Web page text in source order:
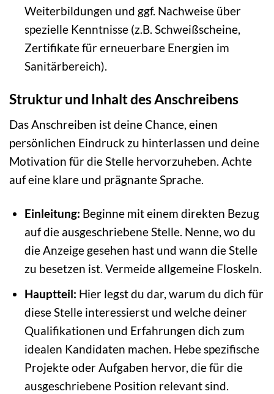
Weiterbildungen und ggf. Nachweise über
spezielle Kenntnisse (z.B. Schweißscheine,
Zertifikate für erneuerbare Energien im
Sanitärbereich).
Struktur und Inhalt des Anschreibens
Das Anschreiben ist deine Chance, einen
persönlichen Eindruck zu hinterlassen und deine
Motivation für die Stelle hervorzuheben. Achte
auf eine klare und prägnante Sprache.
Einleitung: Beginne mit einem direkten Bezug
auf die ausgeschriebene Stelle. Nenne, wo du
die Anzeige gesehen hast und wann die Stelle
zu besetzen ist. Vermeide allgemeine Floskeln.
Hauptteil: Hier legst du dar, warum du dich für
diese Stelle interessierst und welche deiner
Qualifikationen und Erfahrungen dich zum
idealen Kandidaten machen. Hebe spezifische
Projekte oder Aufgaben hervor, die für die
ausgeschriebene Position relevant sind.